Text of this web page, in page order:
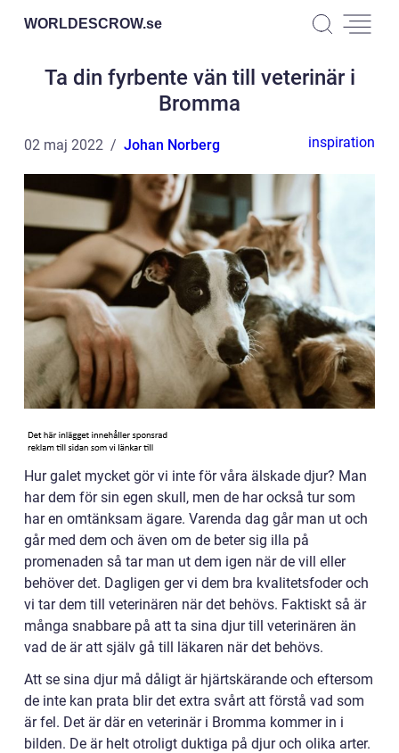
WORLDESCROW.se
Ta din fyrbente vän till veterinär i
Bromma
02 maj 2022 Johan Norberg inspiration
Hur galet mycket gör vi inte för våra älskade djur? Man
har dem för sin egen skull, men de har också tur som
har en omtänksam ägare. Varenda dag går man ut och
går med dem och även om de beter sig illa på
promenaden så tar man ut dem igen när de vill eller
behöver det. Dagligen ger vi dem bra kvalitetsfoder och
vi tar dem till veterinären när det behövs. Faktiskt så är
många snabbare på att ta sina djur till veterinären än
vad de är att själv gå till läkaren när det behövs.
Att se sina djur må dåligt är hjärtskärande och eftersom
de inte kan prata blir det extra svårt att förstå vad som
är fel. Det är där en veterinär i Bromma kommer in i
bilden. De är helt otroligt duktiga på djur och olika arter.